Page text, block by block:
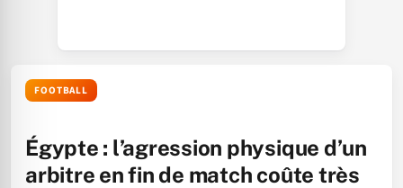
FOOTBALL
Égypte : l’agression physique d’un
arbitre en fin de match coûte très